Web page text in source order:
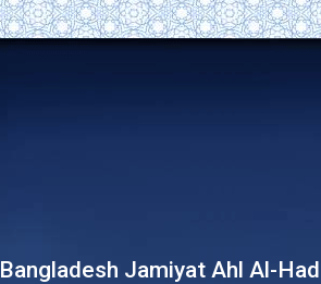
Bangladesh Jamiyat Ahl Al-